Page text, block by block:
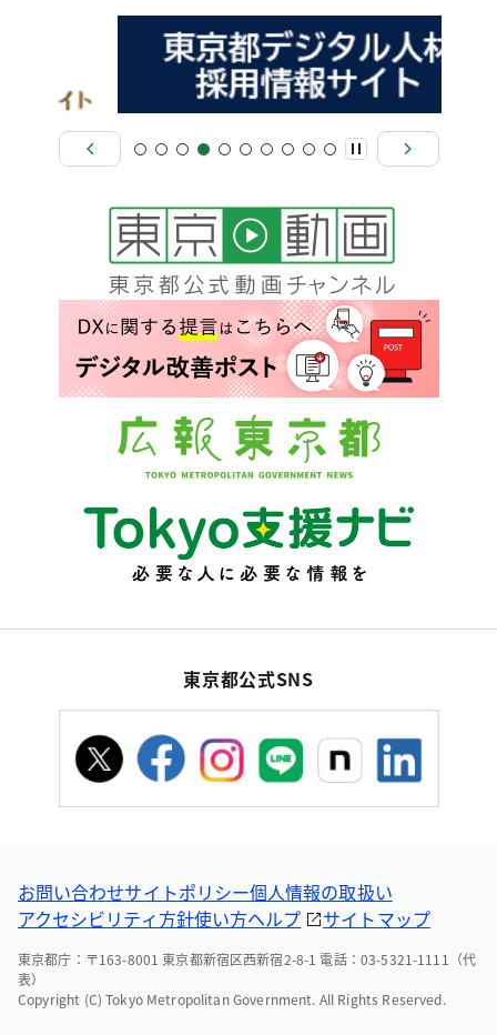
東京都公式SNS
お問い合わせサイトポリシー個人情報の取扱い
アクセシビリティ方針使い方ヘルプ サイトマップ
東京都庁：〒163-8001 東京都新宿区西新宿2-8-1 電話：03-5321-1111（代
表）
Copyright (C) Tokyo Metropolitan Government. All Rights Reserved.